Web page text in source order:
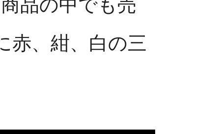
品の中でも売
赤、紺、白の三